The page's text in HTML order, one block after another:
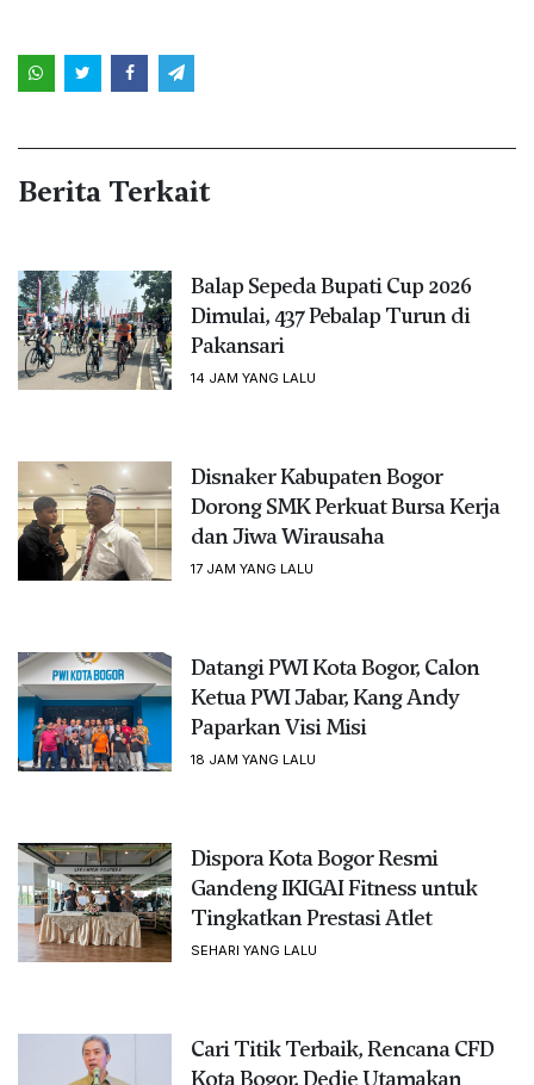
Berita Terkait
Balap Sepeda Bupati Cup 2026
Dimulai, 437 Pebalap Turun di
Pakansari
14 JAM YANG LALU
Disnaker Kabupaten Bogor
Dorong SMK Perkuat Bursa Kerja
dan Jiwa Wirausaha
17 JAM YANG LALU
Datangi PWI Kota Bogor, Calon
Ketua PWI Jabar, Kang Andy
Paparkan Visi Misi
18 JAM YANG LALU
Dispora Kota Bogor Resmi
Gandeng IKIGAI Fitness untuk
Tingkatkan Prestasi Atlet
SEHARI YANG LALU
Cari Titik Terbaik, Rencana CFD
Kota Bogor, Dedie Utamakan